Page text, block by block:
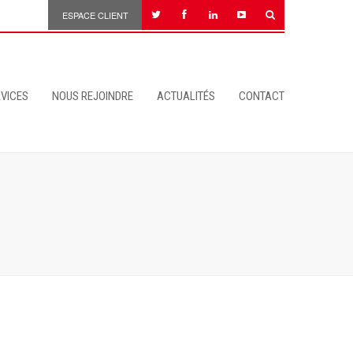
ESPACE CLIENT
NOUS REJOINDRE ACTUALITÉS CONTACT